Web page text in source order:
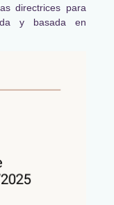
directrices para
y basada en